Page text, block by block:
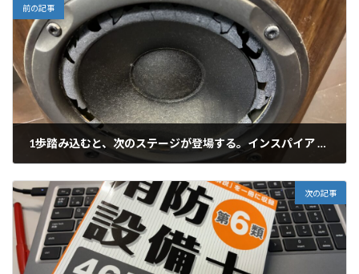
前の記事
1歩踏み込むと、次のステージが登場する。インスパイア ザ ネクスト（Inspire the Next）」は、私の好きな言葉です。 「次なる時代に息吹を与え続ける」という意味。これは、革新的な技術やアイデアを通じて、豊かな社会と人間生活の実現に貢献していくという日立のビジョンを表しています。
次の記事